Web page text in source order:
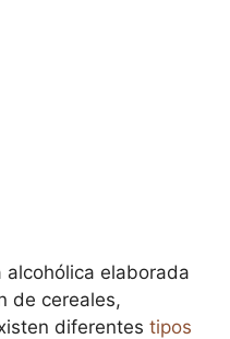
elaborada
de cereales,
diferentes tipos